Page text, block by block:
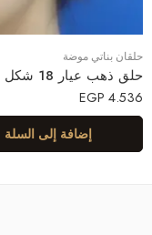
حلقان بناتي موضة
4.536
EGP
إضافة إلى السلة